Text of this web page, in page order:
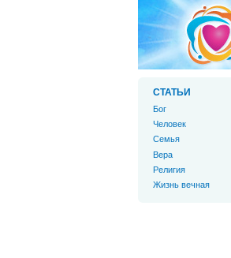
СТАТЬИ
Бог
Человек
Cемья
Вера
Религия
Жизнь вечная